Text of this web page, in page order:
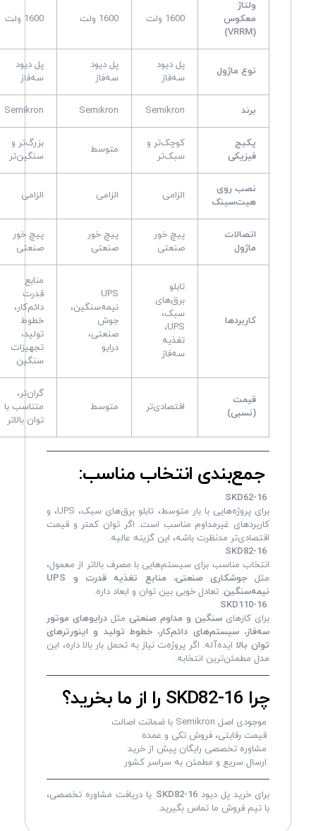
ولتاژ
معکوس
(VRRM)
1600 ولت 1600 ولت 1600 ولت
نوع ماژول
پل دیود
سه‌فاز
پل دیود
سه‌فاز
پل دیود
سه‌فاز
برند Semikron
Semikron
Semikron
پکیج
فیزیکی
کوچک‌تر و
سبک‌تر
متوسط
بزرگ‌تر و
سنگین‌تر
نصب روی
هیت‌سینک
الزامی الزامی الزامی
اتصالات
ماژول
پیچ خور
صنعتی
پیچ خور
صنعتی
پیچ خور
صنعتی
کاربردها
تابلو
برق‌های
سبک،
UPS،
تغذیه
سه‌فاز
UPS
نیمه‌سنگین،
جوش
صنعتی،
درایو
منابع
قدرت
دائم‌کار،
خطوط
تولید،
تجهیزات
سنگین
قیمت
(نسبی)
اقتصادی‌تر متوسط
گران‌تر،
متناسب با
توان بالاتر
جمع‌بندی انتخاب مناسب:
SKD62-16
برای پروژه‌هایی با بار متوسط، تابلو برق‌های سبک، UPS، و
کاربردهای غیرمداوم مناسب است. اگر توان کمتر و قیمت
اقتصادی‌تر مدنظرت باشه، این گزینه عالیه.
SKD82-16
انتخاب مناسب برای سیستم‌هایی با مصرف بالاتر از معمول،
مثل
جوشکاری صنعتی، منابع تغذیه قدرت و UPS
نیمه‌سنگین. تعادل خوبی بین توان و ابعاد داره.
SKD110-16
برای کارهایسنگین و مداوم صنعتیمثل درایوهای موتور
سه‌فاز، سیستم‌های دائم‌کار، خطوط تولید و اینورترهای
توان بالا ایده‌آله. اگر پروژه‌ت نیاز به تحمل بار بالا داره، این
مدل مطمئن‌ترین انتخابه.
چرا SKD82-16 را از ما بخرید؟
موجودی اصل Semikron با ضمانت اصالت
قیمت رقابتی، فروش تکی و عمده
مشاوره تخصصی رایگان پیش از خرید
ارسال سریع و مطمئن به سراسر کشور
برای خرید پل دیودSKD82-16 یا دریافت مشاوره تخصصی،
با تیم فروش ما تماس بگیرید.